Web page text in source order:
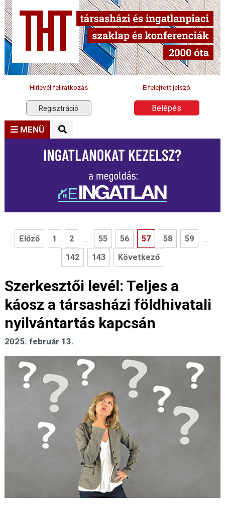
Hírlevél feliratkozás Elfelejtett jelszó
Regisztráció Belépés
MENÜ
Előző 1 2 ... 55 56 57 58 59 ...
142 143 Következő
Szerkesztői levél: Teljes a
káosz a társasházi földhivatali
nyilvántartás kapcsán
2025. február 13.